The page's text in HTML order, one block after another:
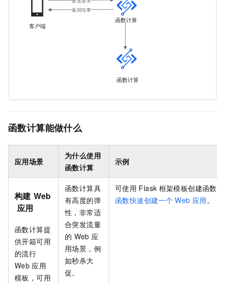
函数计算能做什么
应用场景
为什么使用
函数计算
示例
构建 Web
应用
函数计算提
供开箱可用
的流行
Web 应用
模板，可用
函数计算具
有高度的弹
性，非常适
合突发流量
的 Web 应
用场景，例
如秒杀大
促。
可使用 Flask 框架模板创建函数
函数快速创建一个 Web 应用。